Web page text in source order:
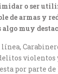
o ser
de armas y
algo muy
violentos
por parte